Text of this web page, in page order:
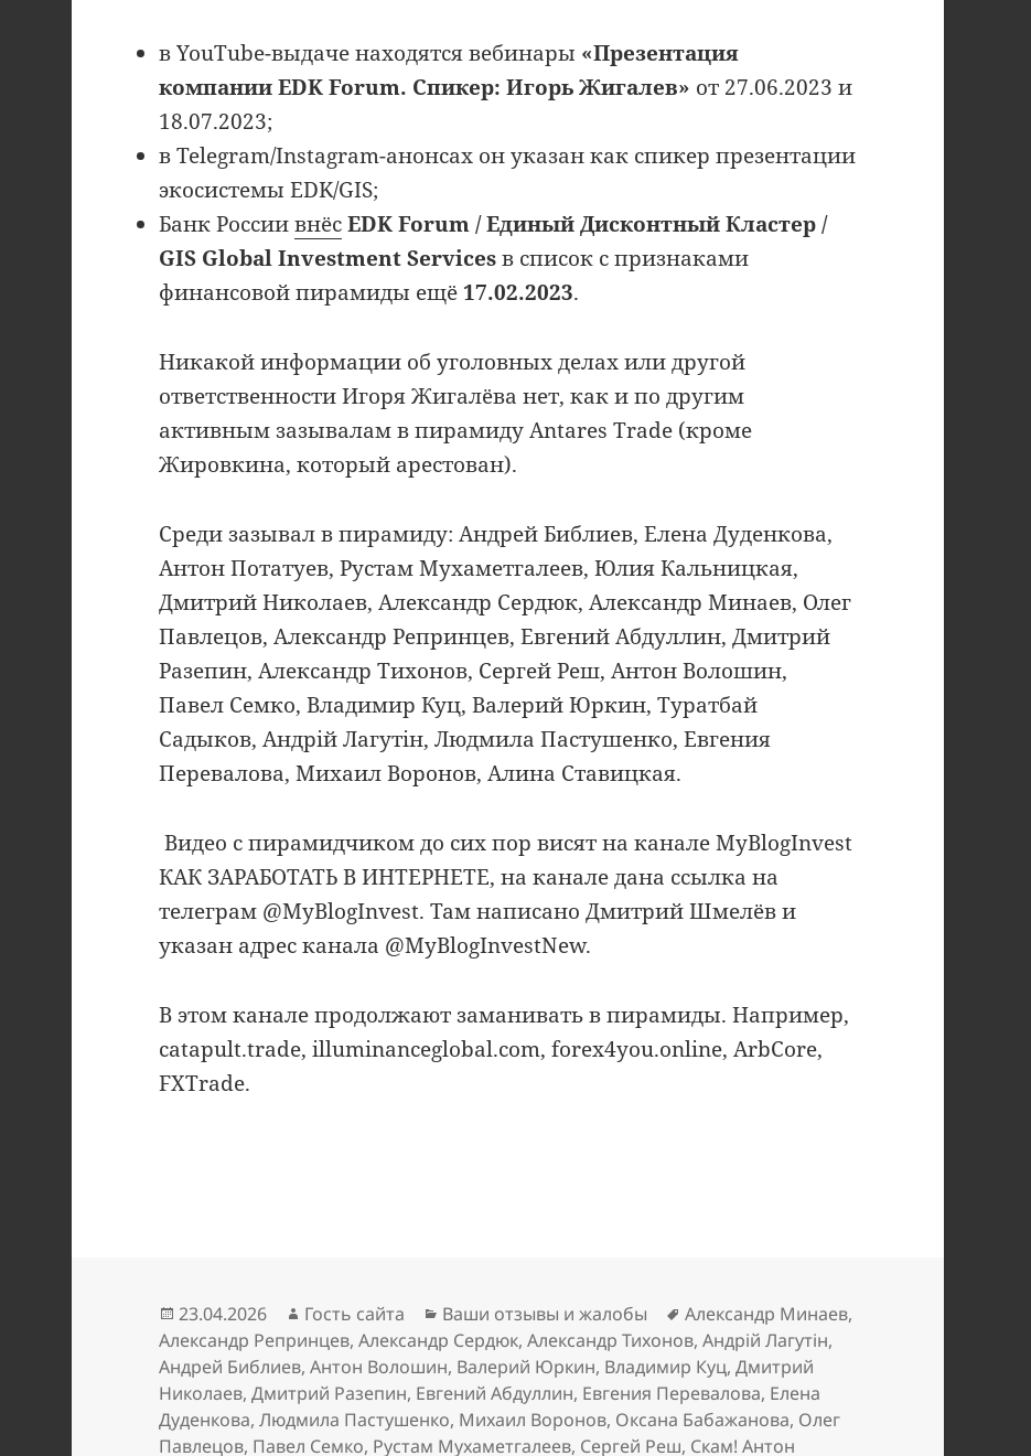
в YouTube-выдаче находятся вебинары «Презентация
компании EDK Forum. Спикер: Игорь Жигалев» от 27.06.2023 и
18.07.2023;
в Telegram/Instagram-анонсах он указан как спикер презентации
экосистемы EDK/GIS;
Банк Россиивнёс EDK Forum / Единый Дисконтный Кластер /
GIS Global Investment Servicesв список с признаками
финансовой пирамиды ещё 17.02.2023.
Никакой информации об уголовных делах или другой
ответственности Игоря Жигалёва нет, как и по другим
активным зазывалам в пирамиду Antares Trade (кроме
Жировкина, который арестован).
Среди зазывал в пирамиду: Андрей Библиев, Елена Дуденкова,
Антон Потатуев, Рустам Мухаметгалеев, Юлия Кальницкая,
Дмитрий Николаев, Александр Сердюк, Александр Минаев, Олег
Павлецов, Александр Репринцев, Евгений Абдуллин, Дмитрий
Разепин, Александр Тихонов, Сергей Реш, Антон Волошин,
Павел Семко, Владимир Куц, Валерий Юркин, Туратбай
Садыков, Андрій Лагутін, Людмила Пастушенко, Евгения
Перевалова, Михаил Воронов, Алина Ставицкая.
Видео с пирамидчиком до сих пор висят на канале MyBlogInvest
КАК ЗАРАБОТАТЬ В ИНТЕРНЕТЕ, на канале дана ссылка на
телеграм @MyBlogInvest. Там написано Дмитрий Шмелёв и
указан адрес канала @MyBlogInvestNew.
В этом канале продолжают заманивать в пирамиды. Например,
catapult.trade, illuminanceglobal.com, forex4you.online, ArbCore,
FXTrade.
Опубликовано
23.04.2026 Автор
Гость сайта Рубрики
Ваши отзывы и жалобы Метки
Александр Минаев,
Александр Репринцев,Александр Сердюк,Александр Тихонов,Андрій Лагутін,
Андрей Библиев,Антон Волошин, Валерий Юркин, Владимир Куц,Дмитрий
Николаев,Дмитрий Разепин, Евгений Абдуллин, Евгения Перевалова, Елена
Дуденкова,Людмила Пастушенко, Михаил Воронов, Оксана Бабажанова, Олег
Павлецов, Павел Семко, Рустам Мухаметгалеев, Сергей Реш, Скам! Антон